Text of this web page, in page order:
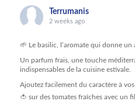
Terrumanis
2 weeks ago
🌱 Le basilic, l’aromate qui donne un
Un parfum frais, une touche
indispensables de la cuisine estivale.
Ajoutez facilement du caractère à
🍅 sur des tomates fraîches avec un